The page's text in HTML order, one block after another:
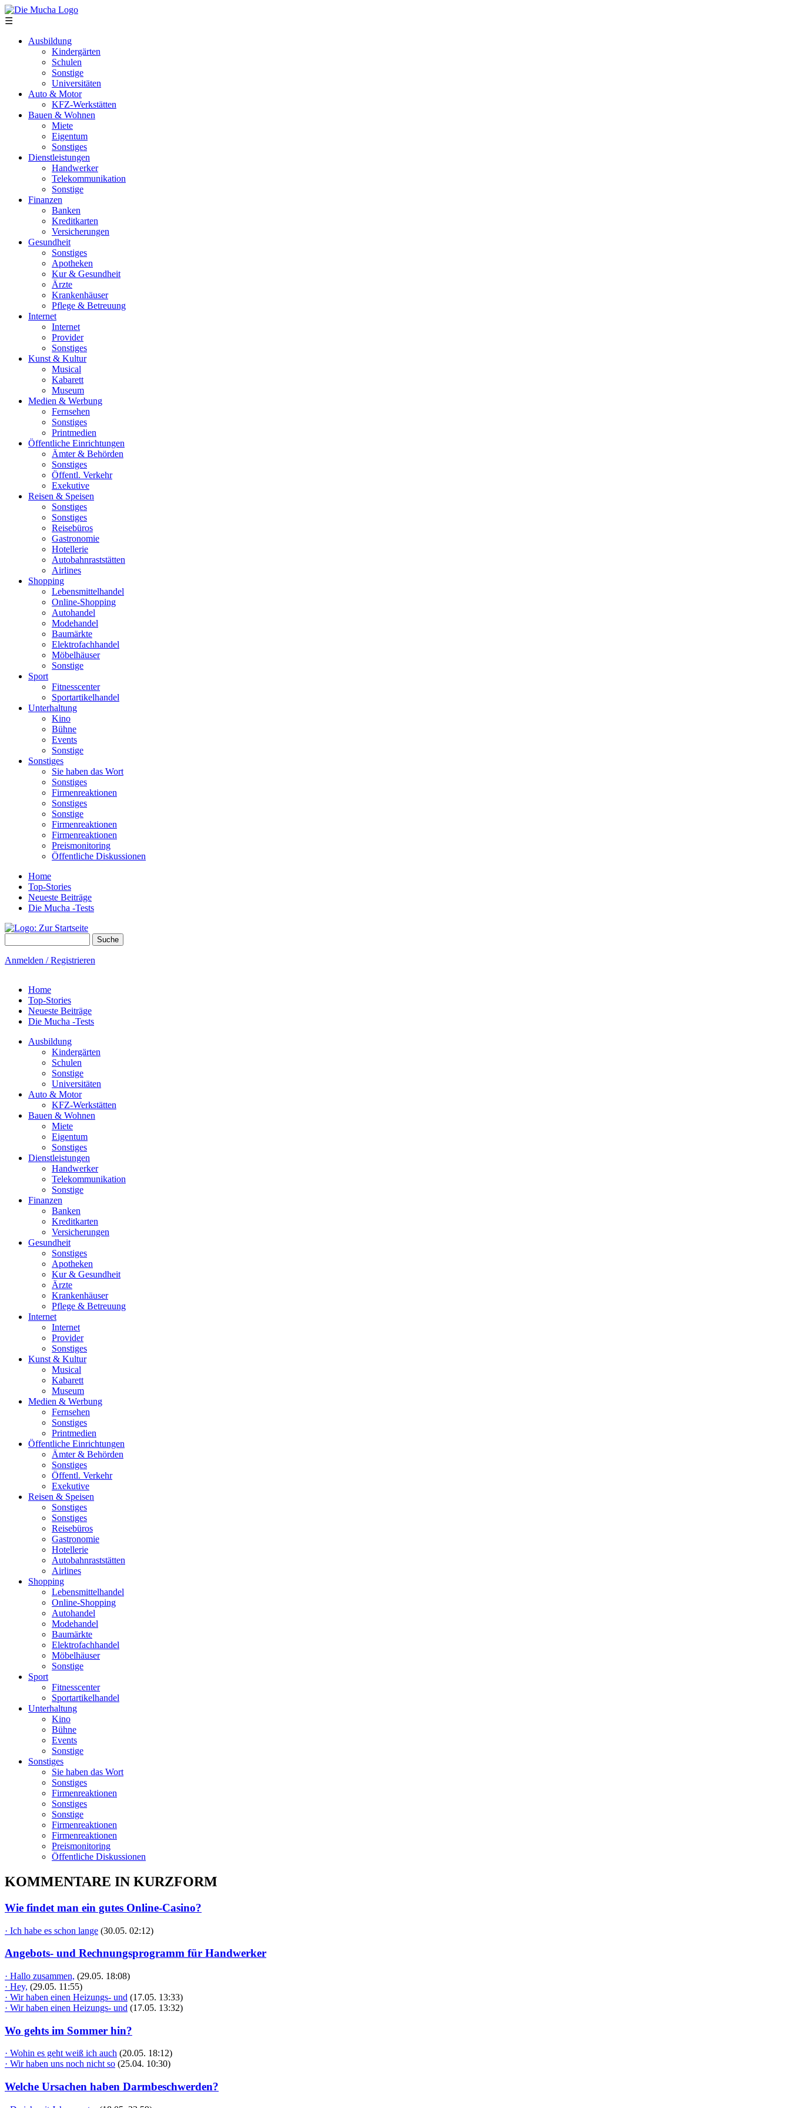
Direkt zum Inhalt
☰
Ausbildung
Kindergärten
Schulen
Sonstige
Universitäten
Auto & Motor
KFZ-Werkstätten
Bauen & Wohnen
Miete
Eigentum
Sonstiges
Dienstleistungen
Handwerker
Telekommunikation
Sonstige
Finanzen
Banken
Kreditkarten
Versicherungen
Gesundheit
Sonstiges
Apotheken
Kur & Gesundheit
Ärzte
Krankenhäuser
Pflege & Betreuung
Internet
Internet
Provider
Sonstiges
Kunst & Kultur
Musical
Kabarett
Museum
Medien & Werbung
Fernsehen
Sonstiges
Printmedien
Öffentliche Einrichtungen
Ämter & Behörden
Sonstiges
Öffentl. Verkehr
Exekutive
Reisen & Speisen
Sonstiges
Sonstiges
Reisebüros
Gastronomie
Hotellerie
Autobahnraststätten
Airlines
Shopping
Lebensmittelhandel
Online-Shopping
Autohandel
Modehandel
Baumärkte
Elektrofachhandel
Möbelhäuser
Sonstige
Sport
Fitnesscenter
Sportartikelhandel
Unterhaltung
Kino
Bühne
Events
Sonstige
Sonstiges
Sie haben das Wort
Sonstiges
Firmenreaktionen
Sonstiges
Sonstige
Firmenreaktionen
Firmenreaktionen
Preismonitoring
Öffentliche Diskussionen
Home
Top-Stories
Neueste Beiträge
Die Mucha -Tests
Anmelden / Registrieren
Home
Top-Stories
Neueste Beiträge
Die Mucha -Tests
Ausbildung
Kindergärten
Schulen
Sonstige
Universitäten
Auto & Motor
KFZ-Werkstätten
Bauen & Wohnen
Miete
Eigentum
Sonstiges
Dienstleistungen
Handwerker
Telekommunikation
Sonstige
Finanzen
Banken
Kreditkarten
Versicherungen
Gesundheit
Sonstiges
Apotheken
Kur & Gesundheit
Ärzte
Krankenhäuser
Pflege & Betreuung
Internet
Internet
Provider
Sonstiges
Kunst & Kultur
Musical
Kabarett
Museum
Medien & Werbung
Fernsehen
Sonstiges
Printmedien
Öffentliche Einrichtungen
Ämter & Behörden
Sonstiges
Öffentl. Verkehr
Exekutive
Reisen & Speisen
Sonstiges
Sonstiges
Reisebüros
Gastronomie
Hotellerie
Autobahnraststätten
Airlines
Shopping
Lebensmittelhandel
Online-Shopping
Autohandel
Modehandel
Baumärkte
Elektrofachhandel
Möbelhäuser
Sonstige
Sport
Fitnesscenter
Sportartikelhandel
Unterhaltung
Kino
Bühne
Events
Sonstige
Sonstiges
Sie haben das Wort
Sonstiges
Firmenreaktionen
Sonstiges
Sonstige
Firmenreaktionen
Firmenreaktionen
Preismonitoring
Öffentliche Diskussionen
KOMMENTARE IN KURZFORM
Wie findet man ein gutes Online-Casino?
· Ich habe es schon lange (30.05. 02:12)
Angebots- und Rechnungsprogramm für Handwerker
· Hallo zusammen, (29.05. 18:08)
· Hey, (29.05. 11:55)
· Wir haben einen Heizungs- und (17.05. 13:33)
· Wir haben einen Heizungs- und (17.05. 13:32)
Wo gehts im Sommer hin?
· Wohin es geht weiß ich auch (20.05. 18:12)
· Wir haben uns noch nicht so (25.04. 10:30)
Welche Ursachen haben Darmbeschwerden?